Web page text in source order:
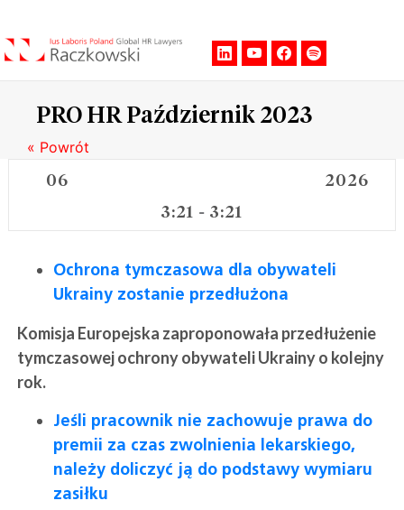
PRO HR Październik 2023
« Powrót
06
2026
3:21 - 3:21
Ochrona tymczasowa dla obywateli
Ukrainy zostanie przedłużona
Komisja Europejska zaproponowała przedłużenie
tymczasowej ochrony obywateli Ukrainy o kolejny
rok.
Jeśli pracownik nie zachowuje prawa do
premii za czas zwolnienia lekarskiego,
należy doliczyć ją do podstawy wymiaru
zasiłku